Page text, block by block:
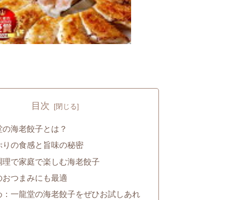
目次
の海老餃子とは？
りの食感と旨味の秘密
理で家庭で楽しむ海老餃子
おつまみにも最適
：一龍堂の海老餃子をぜひお試しあれ